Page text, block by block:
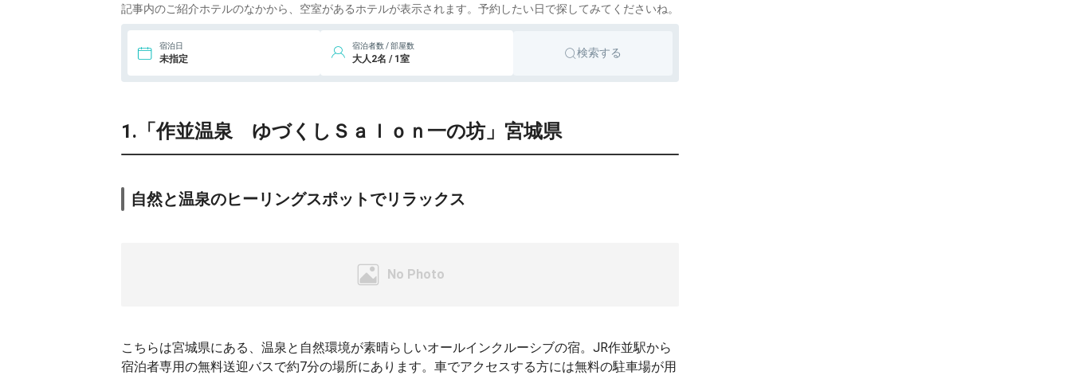
記事内のご紹介ホテルのなかから、空室があるホテルが表示されます。予約したい日で探してみてくださいね。
宿泊日
未指定
宿泊者数 / 部屋数
大人2名 / 1室 検索する
1.「作並温泉 ゆづくしＳａｌｏｎ一の坊」宮城県
自然と温泉のヒーリングスポットでリラックス
こちらは宮城県にある、温泉と自然環境が素晴らしいオールインクルーシブの宿。JR作並駅から
宿泊者専用の無料送迎バスで約7分の場所にあります。車でアクセスする方には無料の駐車場が用